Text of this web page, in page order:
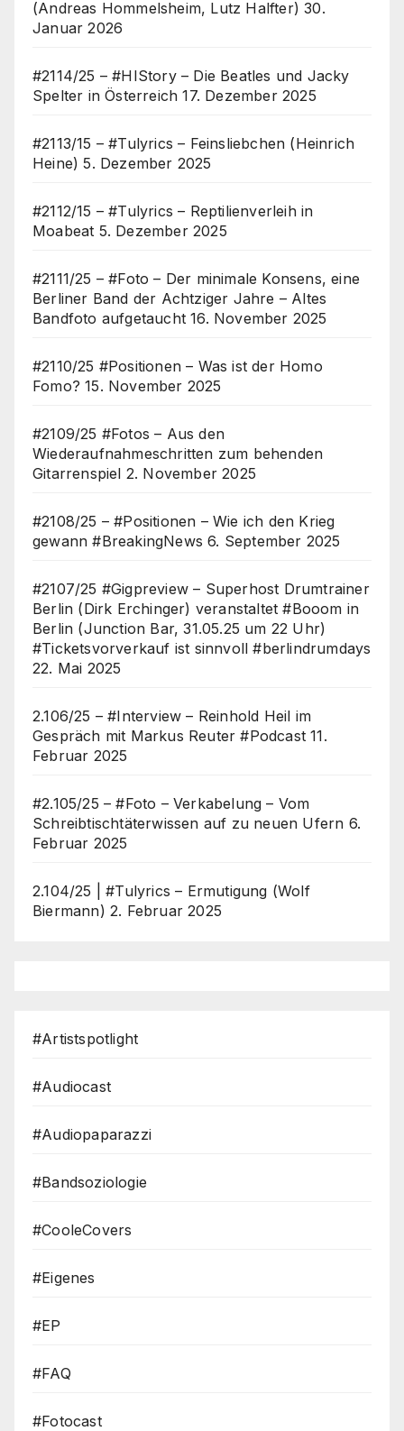
(Andreas Hommelsheim, Lutz Halfter) 30.
Januar 2026
#2114/25 – #HIStory – Die Beatles und Jacky
Spelter in Österreich 17. Dezember 2025
#2113/15 – #Tulyrics – Feinsliebchen (Heinrich
Heine) 5. Dezember 2025
#2112/15 – #Tulyrics – Reptilienverleih in
Moabeat 5. Dezember 2025
#2111/25 – #Foto – Der minimale Konsens, eine
Berliner Band der Achtziger Jahre – Altes
Bandfoto aufgetaucht 16. November 2025
#2110/25 #Positionen – Was ist der Homo
Fomo? 15. November 2025
#2109/25 #Fotos – Aus den
Wiederaufnahmeschritten zum behenden
Gitarrenspiel 2. November 2025
#2108/25 – #Positionen – Wie ich den Krieg
gewann #BreakingNews 6. September 2025
#2107/25 #Gigpreview – Superhost Drumtrainer
Berlin (Dirk Erchinger) veranstaltet #Booom in
Berlin (Junction Bar, 31.05.25 um 22 Uhr)
#Ticketsvorverkauf ist sinnvoll #berlindrumdays
22. Mai 2025
2.106/25 – #Interview – Reinhold Heil im
Gespräch mit Markus Reuter #Podcast 11.
Februar 2025
#2.105/25 – #Foto – Verkabelung – Vom
Schreibtischtäterwissen auf zu neuen Ufern 6.
Februar 2025
2.104/25 | #Tulyrics – Ermutigung (Wolf
Biermann) 2. Februar 2025
#Artistspotlight
#Audiocast
#Audiopaparazzi
#Bandsoziologie
#CooleCovers
#Eigenes
#EP
#FAQ
#Fotocast